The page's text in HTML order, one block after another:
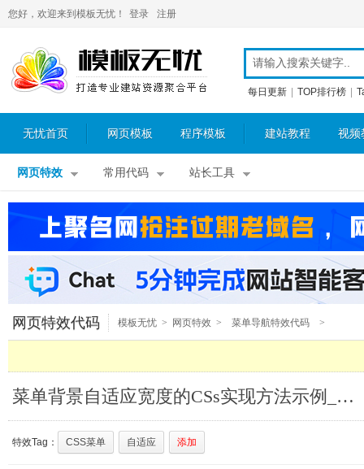
您好，欢迎来到模板无忧！ 登录 注册
每日更新 TOP排行榜
无忧首页 网页模板 程序模板 建站教程 视频
网页特效 常用代码 站长工具
网页特效代码 模板无忧 > 网页特效 > 菜单导航特效代码 >
菜单背景自适应宽度的CSs实现方法示例_菜单导航特效
特效Tag： CSS菜单 自适应 添加